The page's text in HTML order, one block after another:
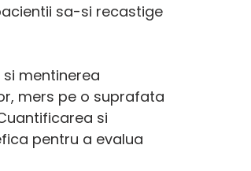
sa-si recastige
mentinerea
mers pe o suprafata
si
pentru a evalua